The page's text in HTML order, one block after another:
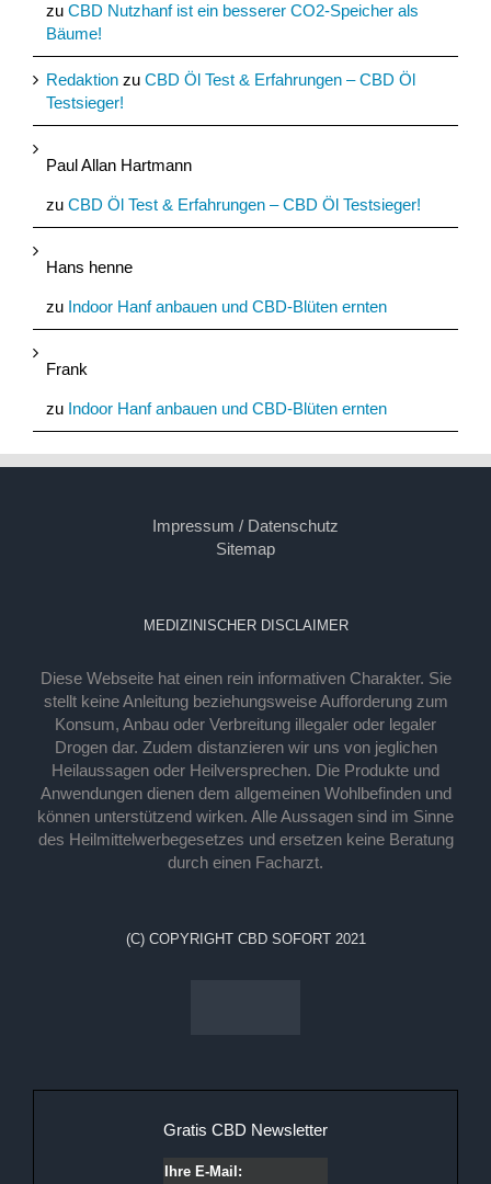
zu CBD Nutzhanf ist ein besserer CO2-Speicher als
Bäume!
Redaktion zu CBD Öl Test & Erfahrungen – CBD Öl
Testsieger!
Paul Allan Hartmann
zu CBD Öl Test & Erfahrungen – CBD Öl Testsieger!
Hans henne
zu Indoor Hanf anbauen und CBD-Blüten ernten
Frank
zu Indoor Hanf anbauen und CBD-Blüten ernten
Impressum / Datenschutz
Sitemap
MEDIZINISCHER DISCLAIMER
Diese Webseite hat einen rein informativen Charakter. Sie
stellt keine Anleitung beziehungsweise Aufforderung zum
Konsum, Anbau oder Verbreitung illegaler oder legaler
Drogen dar. Zudem distanzieren wir uns von jeglichen
Heilaussagen oder Heilversprechen. Die Produkte und
Anwendungen dienen dem allgemeinen Wohlbefinden und
können unterstützend wirken. Alle Aussagen sind im Sinne
des Heilmittelwerbegesetzes und ersetzen keine Beratung
durch einen Facharzt.
(C) COPYRIGHT CBD SOFORT 2021
Gratis CBD Newsletter
Ihre E-Mail: